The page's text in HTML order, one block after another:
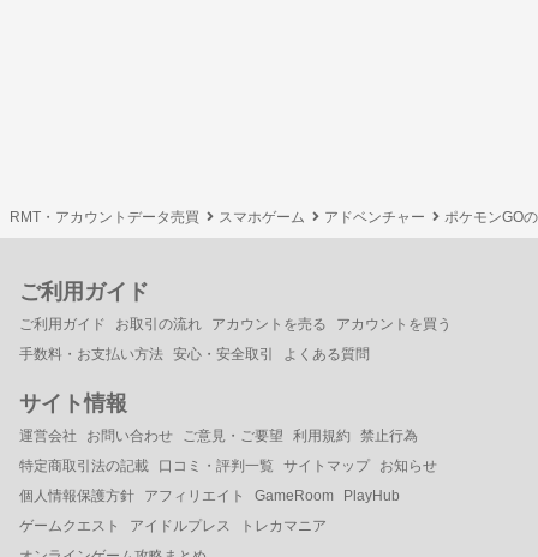
RMT・アカウントデータ売買 スマホゲーム アドベンチャー ポケモンGO
ご利用ガイド
ご利用ガイド お取引の流れ アカウントを売る
アカウントを買う
手数料・お支払い方法 安心・安全取引 よくある質問
サイト情報
運営会社 お問い合わせ ご意見・ご要望 利用規約
禁止行為
特定商取引法の記載
口コミ・評判一覧 サイトマップ
お知らせ
個人情報保護方針
アフィリエイト GameRoom
PlayHub
ゲームクエスト
アイドルプレス
トレカマニア